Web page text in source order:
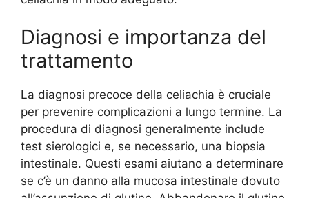
Diagnosi e importanza del
trattamento
La diagnosi precoce della celiachia è cruciale
per prevenire complicazioni a lungo termine. La
procedura di diagnosi generalmente include
test sierologici e, se necessario, una biopsia
intestinale. Questi esami aiutano a determinare
se c’è un danno alla mucosa intestinale dovuto